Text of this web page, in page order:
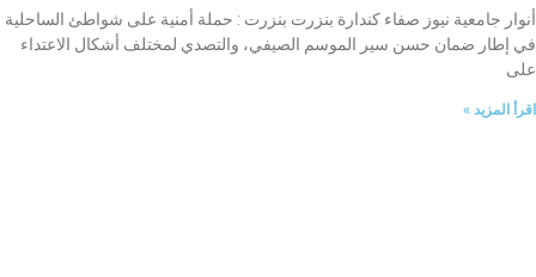
أنوار جامعية نيوز صفاء كندارة بنزرت بنزرت : حملة أمنية على شواطئ الساحلية
في إطار ضمان حسن سير الموسم الصيفي، والتصدي لمختلف أشكال الاعتداء
على
اقرأ المزيد »